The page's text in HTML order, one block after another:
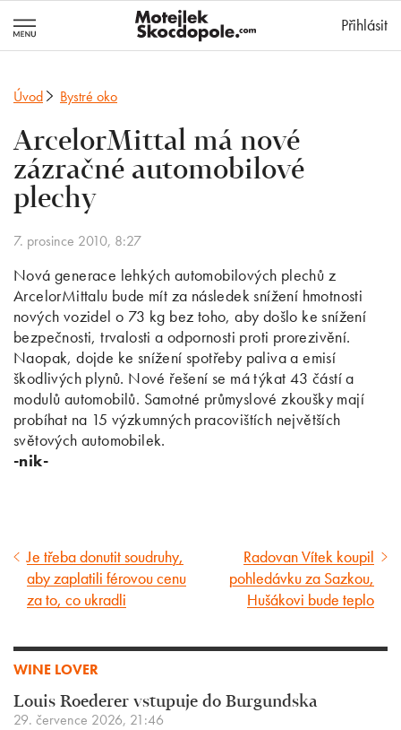
Přihlásit
Úvod Bystré oko
ArcelorMittal má nové
zázračné automobilové
plechy
7. prosince 2010, 8:27
Nová generace lehkých automobilových plechů z
ArcelorMittalu bude mít za následek snížení hmotnosti
nových vozidel o 73 kg bez toho, aby došlo ke snížení
bezpečnosti, trvalosti a odpornosti proti prorezivění.
Naopak, dojde ke snížení spotřeby paliva a emisí
škodlivých plynů. Nové řešení se má týkat 43 částí a
modulů automobilů. Samotné průmyslové zkoušky mají
probíhat na 15 výzkumných pracovištích největších
světových automobilek.
-nik-
Předcházející
článek
Je třeba donutit soudruhy,
aby zaplatili férovou cenu
za to, co ukradli
Následující
článek
Radovan Vítek koupil
pohledávku za Sazkou,
Hušákovi bude teplo
WINE LOVER
Louis Roederer vstupuje do Burgundska
29. července 2026, 21:46